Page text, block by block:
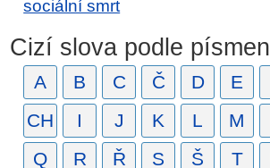
sociální smrt
Cizí slova podle písmen
A B C Č D E
CH
I J K L M
Q
R Ř S Š T